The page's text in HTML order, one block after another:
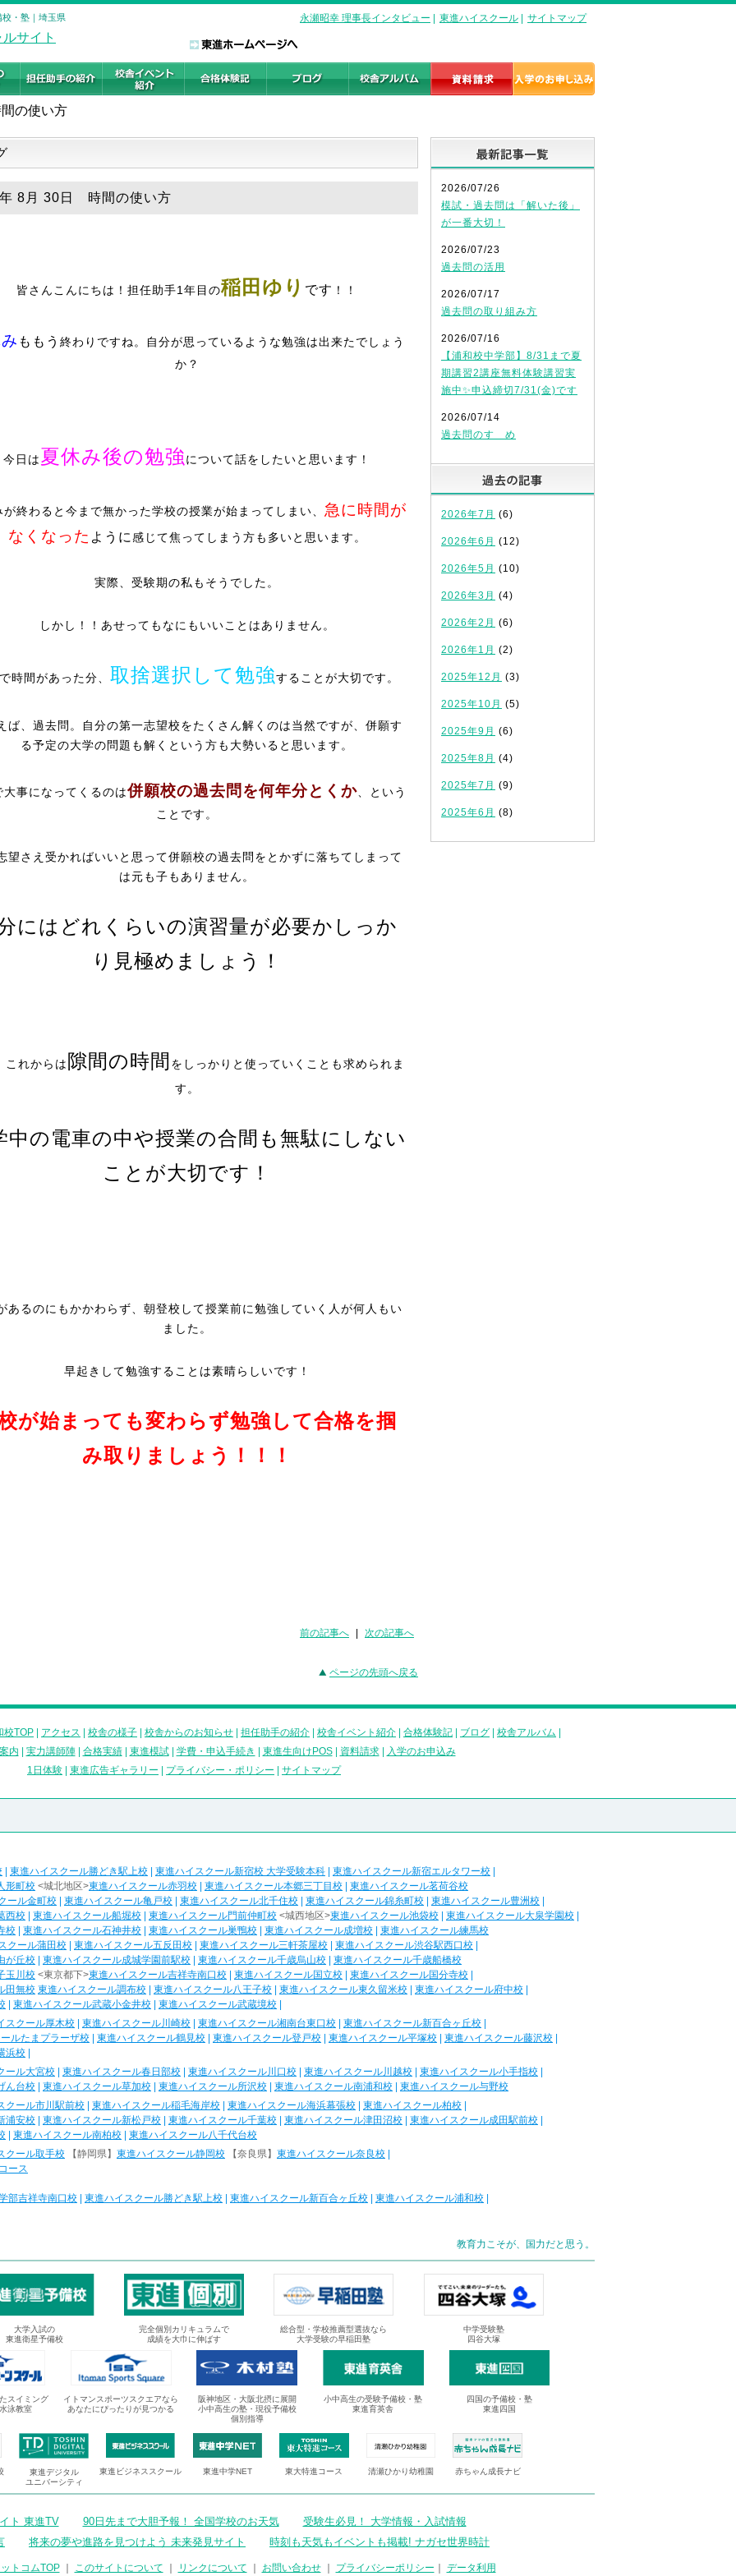
・塾｜埼玉県 永瀬昭幸 理事長インタビュー 東進ハイスクール サイトマップ
間の使い方
8月 30日 時間の使い方
皆さんこんにちは！担任助手1年目の稲田ゆり です ！！
ももう 終わりですね。自分が思っているような勉強は出来たでしょう
か？
今日は夏休み後の勉強について話をしたいと思います！
が終わると今まで無かった学校の授業が始まってしまい、 急に時間が
なくなった ように感じて焦ってしまう方も多いと思います。
実際、受験期の私もそうでした。
しかし！！あせってもなにもいいことはありません。
時間があった分、 取捨選択して勉強することが大切です。
ば、過去問。自分の第一志望校をたくさん解くのは当然ですが、併願す
る予定の大学の問題も解くという方も大勢いると思います。
大事になってくるのは併願校の過去問を何年分とくか 、という
ことです。
望さえ受かればいいと思って併願校の過去問をとかずに落ちてしまって
は元も子もありません。
にはどれくらいの演習量が必要かしっか
り見極めましょう！
これからは 隙間の時間 をしっかりと使っていくことも求められま
す。
中の電車の中や授業の合間も無駄にしない
ことが大切です！
あるのにもかかわらず、朝登校して授業前に勉強していく人が何人もい
ました。
早起きして勉強することは素晴らしいです！
が始まっても変わらず勉強して合格を掴
み取りましょう！！！
前の記事へ 次の記事へ
ページの先頭へ戻る
2026/07/26
模試・過去問は「解いた後」
が一番大切！
2026/07/23
過去問の活用
2026/07/17
過去問の取り組み方
2026/07/16
【浦和校中学部】8/31まで夏
期講習2講座無料体験講習実
施中✨申込締切7/31(金)です
2026/07/14
過去問のすゝめ
2026年7月 (6)
2026年6月 (12)
2026年5月 (10)
2026年3月 (4)
2026年2月 (6)
2026年1月 (2)
2025年12月 (3)
2025年10月 (5)
2025年9月 (6)
2025年8月 (4)
2025年7月 (9)
2025年6月 (8)
校TOP アクセス 校舎の様子 校舎からのお知らせ 担任助手の紹介 校舎イベント紹介 合格体験記 ブログ 校舎アルバム
内 実力講師陣| 合格実績| 東進模試| 学費・申込手続き 東進生向けPOS| 資料請求|
入学のお申込み
1日体験
東進広告ギャラリー プライバシー・ポリシー サイトマップ
東進ハイスクール勝どき駅上校 東進ハイスクール新宿校 大学受験本科 東進ハイスクール新宿エルタワー校
形町校 <城北地区>東進ハイスクール赤羽校 東進ハイスクール本郷三丁目校
東進ハイスクール茗荷谷校
ール金町校 東進ハイスクール亀戸校 東進ハイスクール北千住校 東進ハイスクール錦糸町校 東進ハイスクール豊洲校
西校 東進ハイスクール船堀校 東進ハイスクール門前仲町校 <城西地区>東進ハイスクール池袋校 東進ハイスクール大泉学園校
校 東進ハイスクール石神井校 東進ハイスクール巣鴨校 東進ハイスクール成増校
東進ハイスクール練馬校
クール蒲田校 東進ハイスクール五反田校 東進ハイスクール三軒茶屋校 東進ハイスクール渋谷駅西口校
が丘校 東進ハイスクール成城学園前駅校 東進ハイスクール千歳烏山校
東進ハイスクール千歳船橋校
玉川校 <東京都下>東進ハイスクール吉祥寺南口校 東進ハイスクール国立校 東進ハイスクール国分寺校
田無校 東進ハイスクール調布校 東進ハイスクール八王子校 東進ハイスクール東久留米校 東進ハイスクール府中校
東進ハイスクール武蔵小金井校 東進ハイスクール武蔵境校
スクール厚木校 東進ハイスクール川崎校 東進ハイスクール湘南台東口校 東進ハイスクール新百合ヶ丘校
ルたまプラーザ校 東進ハイスクール鶴見校 東進ハイスクール登戸校 東進ハイスクール平塚校 東進ハイスクール藤沢校
浜校
ール大宮校 東進ハイスクール春日部校 東進ハイスクール川口校 東進ハイスクール川越校 東進ハイスクール小手指校
ん台校 東進ハイスクール草加校 東進ハイスクール所沢校 東進ハイスクール南浦和校
東進ハイスクール与野校
クール市川駅前校 東進ハイスクール稲毛海岸校 東進ハイスクール海浜幕張校 東進ハイスクール柏校
浦安校 東進ハイスクール新松戸校 東進ハイスクール千葉校 東進ハイスクール津田沼校 東進ハイスクール成田駅前校
東進ハイスクール南柏校
東進ハイスクール八千代台校
クール取手校 【静岡県】 東進ハイスクール静岡校 【奈良県】 東進ハイスクール奈良校
ース
部吉祥寺南口校 東進ハイスクール勝どき駅上校 東進ハイスクール新百合ヶ丘校 東進ハイスクール浦和校
教育力こそが、国力だと思う。
大学入試の
東進衛星予備校
完全個別カリキュラムで
成績を大巾に伸ばす
総合型・学校推薦型選抜なら
大学受験の早稲田塾
中学受験塾
四谷大塚
スイミング
泳教室
イトマンスポーツスクエアなら
あなたにぴったりが見つかる
阪神地区・大阪北摂に展開
小中高生の塾・現役予備校
個別指導
小中高生の受験予備校・塾
東進育英舎
四国の予備校・塾
東進四国
東進デジタル
ユニバーシティ
東進ビジネススクール 東進中学NET 東大特進コース 清瀬ひかり幼稚園 赤ちゃん成長ナビ
ト 東進TV 90日先まで大胆予報！ 全国学校のお天気
受験生必見！ 大学情報・入試情報
将来の夢や進路を見つけよう 未来発見サイト 時刻も天気もイベントも掲載! ナガセ世界時計
トコムTOP｜ このサイトについて リンクについて お問い合わせ｜ プライバシーポリシー データ利用